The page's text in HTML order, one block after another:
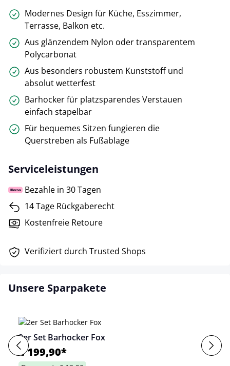
Modernes Design für Küche, Esszimmer,
Terrasse, Balkon etc.
Aus glänzendem Nylon oder transparentem
Polycarbonat
Aus besonders robustem Kunststoff und
absolut wetterfest
Barhocker für platzsparendes Verstauen
einfach stapelbar
Für bequemes Sitzen fungieren die
Querstreben als Fußablage
Serviceleistungen
Bezahle in 30 Tagen
14 Tage Rückgaberecht
Kostenfreie Retoure
Verifiziert durch Trusted Shops
Unsere Sparpakete
2er Set Barhocker Fox
€ 199,90*